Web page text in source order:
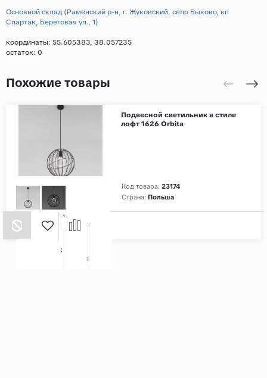
Основной склад (Раменский р-н, г. Жуковский, село Быково, кп
Спартак, Береговая ул., 1)
координаты: 55.605383, 38.057235
остаток: 0
Похожие товары
Подвесной светильник в стиле
лофт 1626 Orbita
Код товара: 23174
Страна: Польша